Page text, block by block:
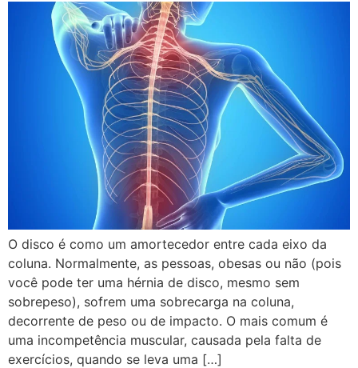
O disco é como um amortecedor entre cada eixo da
coluna. Normalmente, as pessoas, obesas ou não (pois
você pode ter uma hérnia de disco, mesmo sem
sobrepeso), sofrem uma sobrecarga na coluna,
decorrente de peso ou de impacto. O mais comum é
uma incompetência muscular, causada pela falta de
exercícios, quando se leva uma […]